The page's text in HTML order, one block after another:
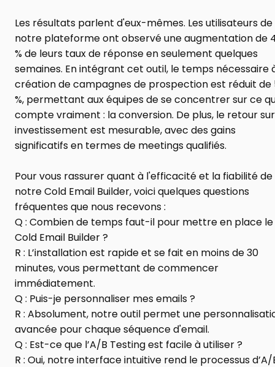
Les résultats parlent d'eux-mêmes. Les utilisateurs de
notre plateforme ont observé une augmentation de
% de leurs taux de réponse en seulement quelques
semaines. En intégrant cet outil, le temps nécessaire
création de campagnes de prospection est réduit de
%, permettant aux équipes de se concentrer sur ce
compte vraiment : la conversion. De plus, le retour sur
investissement est mesurable, avec des gains
significatifs en termes de meetings qualifiés.
Pour vous rassurer quant à l'efficacité et la fiabilité de
notre Cold Email Builder, voici quelques questions
fréquentes que nous recevons :
Q : Combien de temps faut-il pour mettre en place le
Cold Email Builder ?
R : L’installation est rapide et se fait en moins de 30
minutes, vous permettant de commencer
immédiatement.
Q : Puis-je personnaliser mes emails ?
R : Absolument, notre outil permet une
avancée pour chaque séquence d'email.
Q : Est-ce que l’A/B Testing est facile à utiliser ?
R : Oui, notre interface intuitive rend le processus d’A/